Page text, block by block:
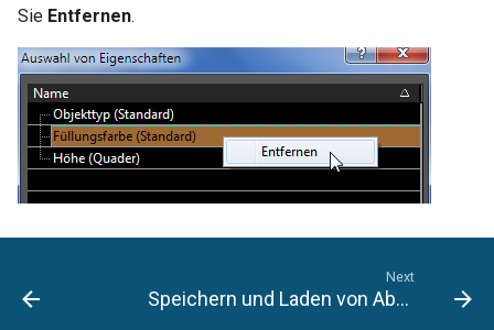
Sie Entfernen.
Next
Speichern und Laden von Abfragen